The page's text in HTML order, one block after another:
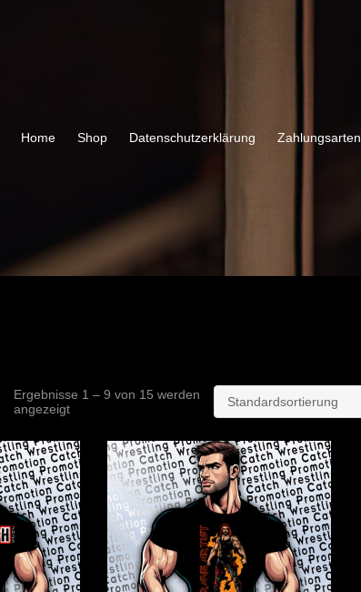
Home Shop Datenschutzerklärung Zahlungsarten
Ergebnisse 1 – 9 von 15 werden
angezeigt